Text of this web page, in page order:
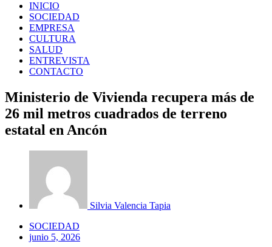
INICIO
SOCIEDAD
EMPRESA
CULTURA
SALUD
ENTREVISTA
CONTACTO
Ministerio de Vivienda recupera más de
26 mil metros cuadrados de terreno
estatal en Ancón
Silvia Valencia Tapia
SOCIEDAD
junio 5, 2026